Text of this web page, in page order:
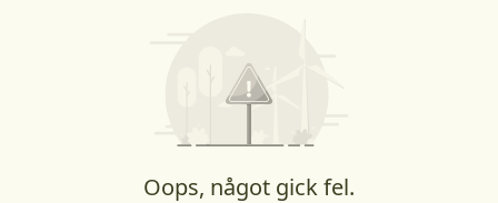
Oops, något gick fel.